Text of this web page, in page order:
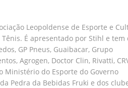
Leopoldense de Esporte e
Tênis. É apresentado por Stihl e tem
GP Pneus, Guaibacar, Grupo
Agrogen, Doctor Clin, Rivatti,
Ministério do Esporte do Governo
Pedra da Bebidas Fruki e dos